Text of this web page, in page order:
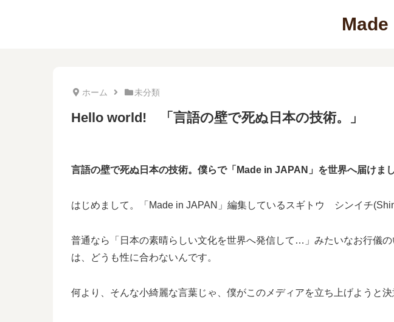
ホーム 未分類
Hello world! 「言語の壁で死ぬ日本の技術。」
言語の壁で死ぬ日本の技術。僕らで「Made in JAPAN」を世界へ届けま
はじめまして。「Made in JAPAN」編集しているスギトウ シンイチ
普通なら「日本の素晴らしい文化を世界へ発信して…」みたいなお行儀
は、どうも性に合わないんです。
何より、そんな小綺麗な言葉じゃ、僕がこのメディアを立ち上げようと